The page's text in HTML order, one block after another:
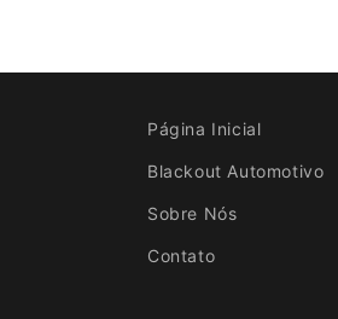
Página Inicial
Blackout Automotivo
Sobre Nós
Contato